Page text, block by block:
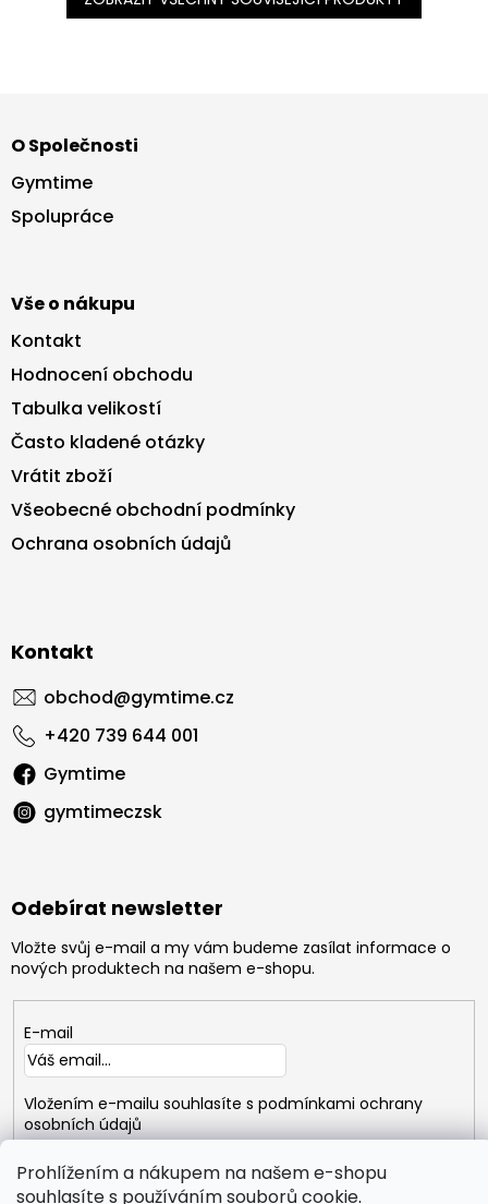
Prohlížením a nákupem na našem e-shopu
souhlasíte s používáním souborů cookie.
p
a
O Společnosti
Gymtime
Spolupráce
Vše o nákupu
Kontakt
Hodnocení obchodu
Tabulka velikostí
Často kladené otázky
Vrátit zboží
Všeobecné obchodní podmínky
Ochrana osobních údajů
Kontakt
obchod@gymtime.cz
+420 739 644 001
Gymtime
gymtimeczsk
Odebírat newsletter
Vložte svůj e-mail a my vám budeme zasílat informace o
nových produktech na našem e-shopu.
E-mail
Vložením e-mailu souhlasíte s podmínkami ochrany
osobních údajů
PŘIHLÁSIT
SE